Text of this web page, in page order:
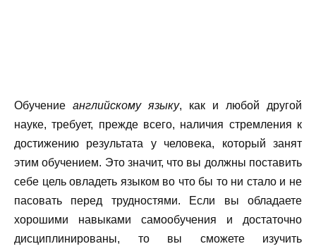
Обучение английскому языку, как и любой другой
науке, требует, прежде всего, наличия стремления к
достижению результата у человека, который занят
этим обучением. Это значит, что вы должны поставить
себе цель овладеть языком во что бы то ни стало и не
пасовать перед трудностями. Если вы обладаете
хорошими навыками самообучения и достаточно
дисциплинированы, то вы сможете изучить